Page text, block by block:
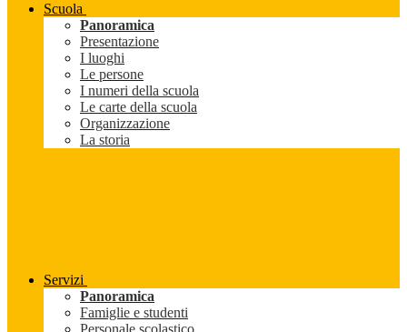
Scuola
Panoramica
Presentazione
I luoghi
Le persone
I numeri della scuola
Le carte della scuola
Organizzazione
La storia
Servizi
Panoramica
Famiglie e studenti